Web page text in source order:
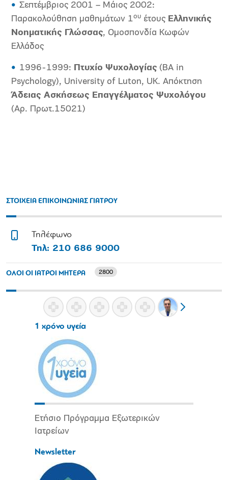
Σεπτέμβριος 2001 – Μάιος 2002:
Παρακολούθηση μαθημάτων 1ου έτους Ελληνικής
Νοηματικής Γλώσσας, Ομοσπονδία Κωφών
Ελλάδος
1996-1999: Πτυχίο Ψυχολογίας (BA in
Psychology), University of Luton, UK. Απόκτηση
Άδειας Ασκήσεως Επαγγέλματος Ψυχολόγου
(Αρ. Πρωτ.15021)
ΣΤΟΙΧΕΙΑ ΕΠΙΚΟΙΝΩΝΙΑΣ ΓΙΑΤΡΟΥ
Τηλέφωνο
Τηλ: 210 686 9000
ΟΛΟΙ ΟΙ ΙΑΤΡΟΙ ΜΗΤΕΡΑ 2800
1 χρόνο υγεία
Ετήσιο Πρόγραμμα Εξωτερικών
Ιατρείων
Newsletter